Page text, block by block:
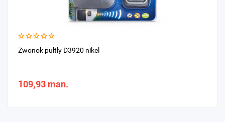
Zwonok pultly D3920 nikel
109,93 man.